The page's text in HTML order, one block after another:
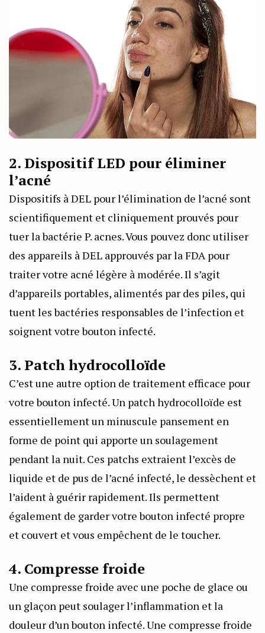
2. Dispositif LED pour éliminer
l’acné
Dispositifs à DEL pour l’élimination de l’acné sont
scientifiquement et cliniquement prouvés pour
tuer la bactérie P. acnes. Vous pouvez donc utiliser
des appareils à DEL approuvés par la FDA pour
traiter votre acné légère à modérée. Il s’agit
d’appareils portables, alimentés par des piles, qui
tuent les bactéries responsables de l’infection et
soignent votre bouton infecté.
3. Patch hydrocolloïde
C’est une autre option de traitement efficace pour
votre bouton infecté. Un patch hydrocolloïde est
essentiellement un minuscule pansement en
forme de point qui apporte un soulagement
pendant la nuit. Ces patchs extraient l’excès de
liquide et de pus de l’acné infecté, le dessèchent et
l’aident à guérir rapidement. Ils permettent
également de garder votre bouton infecté propre
et couvert et vous empêchent de le toucher.
4. Compresse froide
Une compresse froide avec une poche de glace ou
un glaçon peut soulager l’inflammation et la
douleur d’un bouton infecté. Une compresse froide